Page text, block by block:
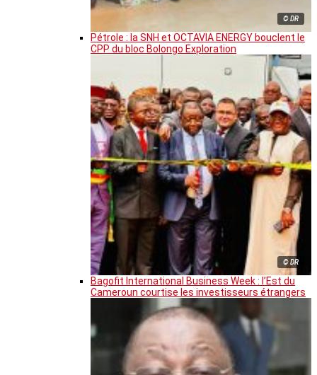
© DR
Pétrole : la SNH et OCTAVIA ENERGY bouclent le
CPP du bloc Bolongo Exploration
© DR
Bagofit International Business Week : l’Est du
Cameroun courtise les investisseurs étrangers